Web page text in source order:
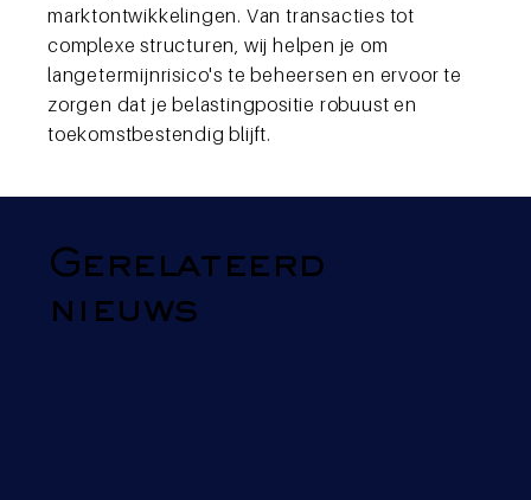
marktontwikkelingen. Van transacties tot
complexe structuren, wij helpen je om
langetermijnrisico's te beheersen en ervoor te
zorgen dat je belastingpositie robuust en
toekomstbestendig blijft.
Gerelateerd
nieuws